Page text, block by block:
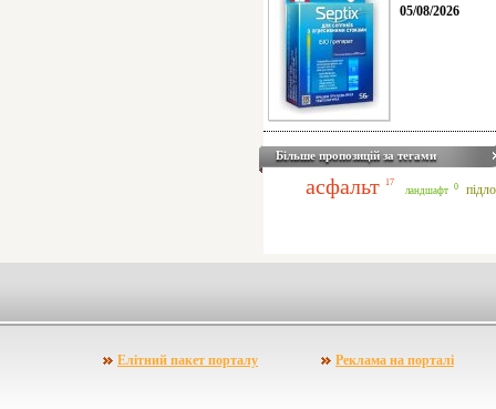
05/08/2026
Більше пропозицій за тегами
асфальт 17
ландшафт 0
Елітний пакет порталу Реклама на порталі